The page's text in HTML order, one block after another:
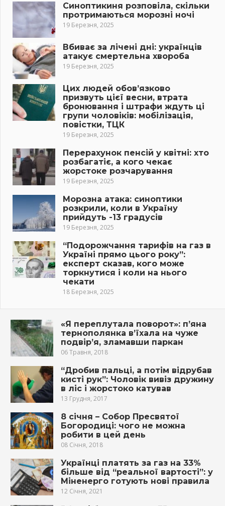
Синоптикиня розповіла, скільки
протримаються морозні ночі
19 Березня, 2025
Вбиває за лічені дні: українців
атакує смертельна хвороба
19 Березня, 2025
Цих людей обов’язково
призвуть цієї весни, втрата
бронювання і штрафи ждуть ці
групи чоловіків: мобілізація,
повістки, ТЦК
19 Березня, 2025
Перерахунок пенсій у квітні: хто
розбагатіє, а кого чекає
жорстоке розчарування
19 Березня, 2025
Морозна атака: синоптики
розкрили, коли в Україну
прийдуть -13 градусів
19 Березня, 2025
“Подорожчання тарифів на газ в
Україні прямо цього року”:
експерт сказав, кого може
торкнутися і коли на нього
чекати
18 Березня, 2025
«Я переплутала поворот»: п’яна
тернополянка в’їхала на чуже
подвір’я, зламавши паркан
06 Травня, 2018
“Дробив пальці, а потім відрубав
кисті рук”: Чоловік вивіз дружину
в ліс і жорстоко катував
13 Грудня, 2017
8 січня – Собор Пресвятої
Богородиці: чого не можна
робити в цей день
08 Січня, 2018
Українці платять за газ на 33%
більше від “реальної вартості”: у
Міненерго готують нові правила
12 Січня, 2021